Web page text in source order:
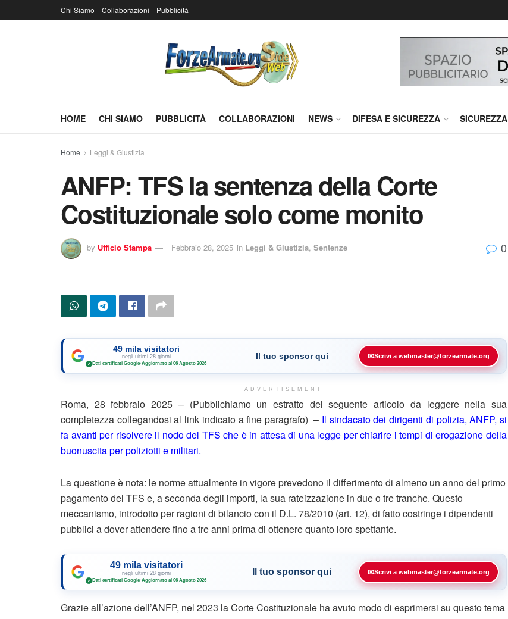
Chi Siamo Collaborazioni Pubblicità
HOME CHI SIAMO PUBBLICITÀ COLLABORAZIONI NEWS DIFESA E SICUREZZA SICUREZZA
Home Leggi & Giustizia
ANFP: TFS la sentenza della Corte
Costituzionale solo come monito
by Ufficio Stampa Febbraio 28, 2025 in Leggi & Giustizia, Sentenze 0
49 mila visitatori
negli ultimi 28 giorni
✓ Dati certificati Google·Aggiornato al 06 Agosto 2026
Il tuo sponsor qui ✉Scrivi a webmaster@forzearmate.org
ADVERTISEMENT
Roma, 28 febbraio 2025 – (Pubblichiamo un estratto del seguente articolo da leggere nella sua
completezza collegandosi al link indicato a fine paragrafo) – Il sindacato dei dirigenti di polizia, ANFP, si
fa avanti per risolvere il nodo del TFS che è in attesa di una legge per chiarire i tempi di erogazione della
buonuscita per poliziotti e militari.
La questione è nota: le norme attualmente in vigore prevedono il differimento di almeno un anno del primo
pagamento del TFS e, a seconda degli importi, la sua rateizzazione in due o tre tranche. Questo
meccanismo, introdotto per ragioni di bilancio con il D.L. 78/2010 (art. 12), di fatto costringe i dipendenti
pubblici a dover attendere fino a tre anni prima di ottenere quanto loro spettante.
49 mila visitatori
negli ultimi 28 giorni
✓ Dati certificati Google·Aggiornato al 06 Agosto 2026
Il tuo sponsor qui ✉Scrivi a webmaster@forzearmate.org
Grazie all’azione dell’ANFP, nel 2023 la Corte Costituzionale ha avuto modo di esprimersi su questo tema